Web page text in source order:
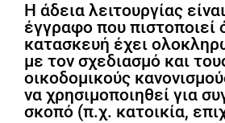
Η άδεια λειτουργίας
έγγραφο που πιστοποιεί
κατασκευή έχει
με τον σχεδιασμό και
οικοδομικούς
να χρησιμοποιηθεί για
σκοπό (π.χ. κατοικία,